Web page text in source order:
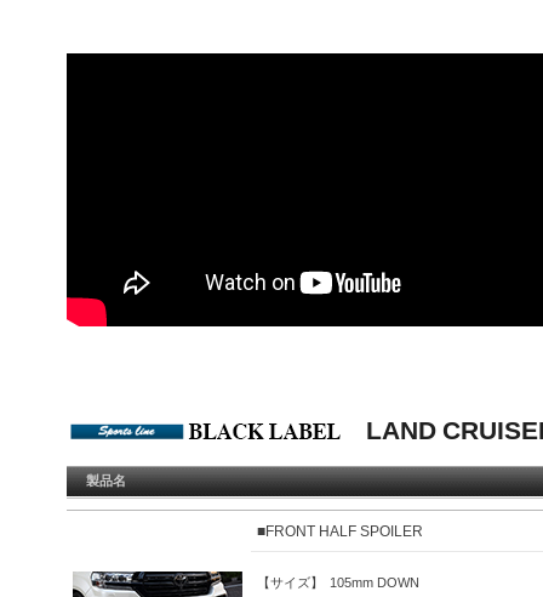
LAND
製品名
■FRONT HALF SPOILER
【サイズ】
105mm DOWN